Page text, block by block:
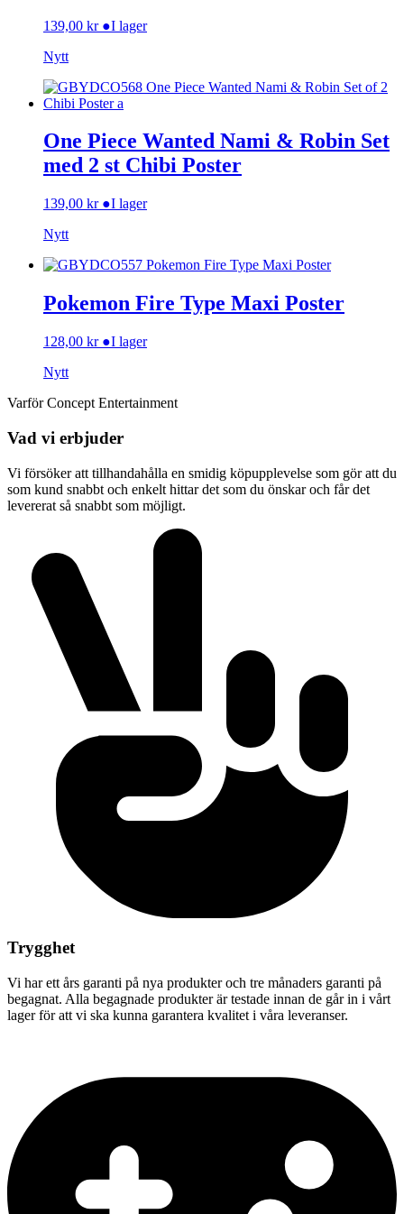
139,00 kr ●I lager
Nytt
One Piece Wanted Nami & Robin Set
med 2 st Chibi Poster
139,00 kr ●I lager
Nytt
Pokemon Fire Type Maxi Poster
128,00 kr ●I lager
Nytt
Varför Concept Entertainment
Vad vi erbjuder
Vi försöker att tillhandahålla en smidig köpupplevelse som gör att du
som kund snabbt och enkelt hittar det som du önskar och får det
levererat så snabbt som möjligt.
Trygghet
Vi har ett års garanti på nya produkter och tre månaders garanti på
begagnat. Alla begagnade produkter är testade innan de går in i vårt
lager för att vi ska kunna garantera kvalitet i våra leveranser.